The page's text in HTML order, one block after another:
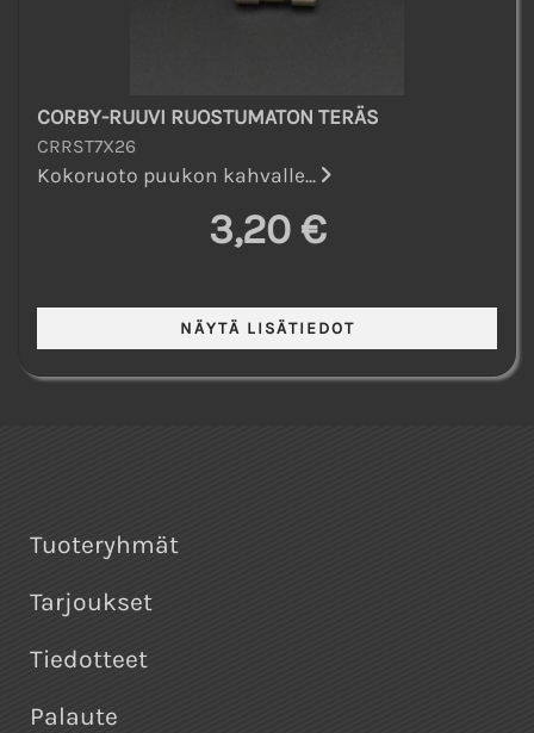
CORBY-RUUVI RUOSTUMATON TERÄS
CRRST7X26
Kokoruoto puukon kahvalle...
3,20 €
Tuoteryhmät
Tarjoukset
Tiedotteet
Palaute